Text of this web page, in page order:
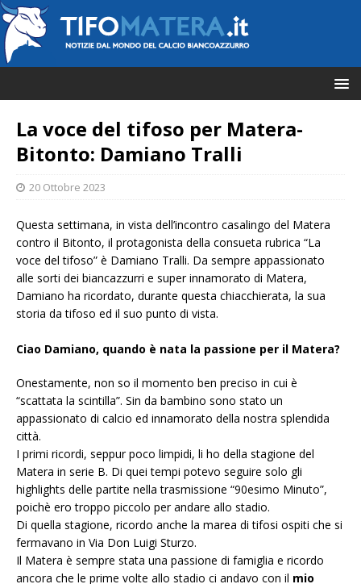
La voce del tifoso per Matera-
Bitonto: Damiano Tralli
20 Ottobre 2023
Questa settimana, in vista dell’incontro casalingo del Matera
contro il Bitonto, il protagonista della consueta rubrica “La
voce del tifoso” è Damiano Tralli. Da sempre appassionato
alle sorti dei biancazzurri e super innamorato di Matera,
Damiano ha ricordato, durante questa chiacchierata, la sua
storia da tifoso ed il suo punto di vista.
Ciao Damiano, quando è nata la passione per il Matera?
Onestamente, non so il momento ben preciso in cui è
“scattata la scintilla”. Sin da bambino sono stato un
appassionato di calcio ed innamorato della nostra splendida
città.
I primi ricordi, seppur poco limpidi, li ho della stagione del
Matera in serie B. Di quei tempi potevo seguire solo gli
highlights delle partite nella trasmissione “90esimo Minuto”,
poichè ero troppo piccolo per andare allo stadio.
Di quella stagione, ricordo anche la marea di tifosi ospiti che si
fermavano in Via Don Luigi Sturzo.
Il Matera è sempre stata una passione di famiglia e ricordo
ancora che le prime volte allo stadio ci andavo con il mio